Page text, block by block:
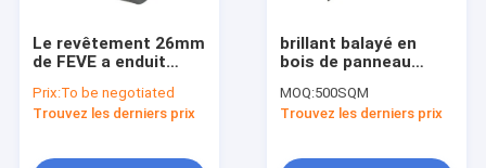
Le revêtement 26mm
de FEVE a enduit
aluminium de
Decoiling H112 de
Prix:To be negotiated
Trouvez les derniers prix
brillant balayé en
bois de panneau
aluminium de 5mm
haut
MOQ:500SQM
Trouvez les derniers prix